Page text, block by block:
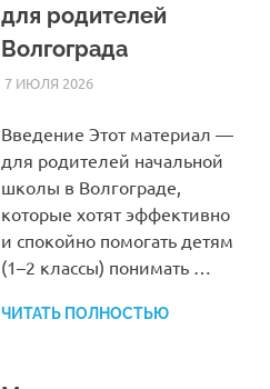
для родителей
Волгограда
7 ИЮЛЯ 2026HOMELESSONS
СТАТЬИ
Введение Этот материал —
для родителей начальной
школы в Волгограде,
которые хотят эффективно
и спокойно помогать детям
(1–2 классы) понимать …
ЧИТАТЬ ПОЛНОСТЬЮ